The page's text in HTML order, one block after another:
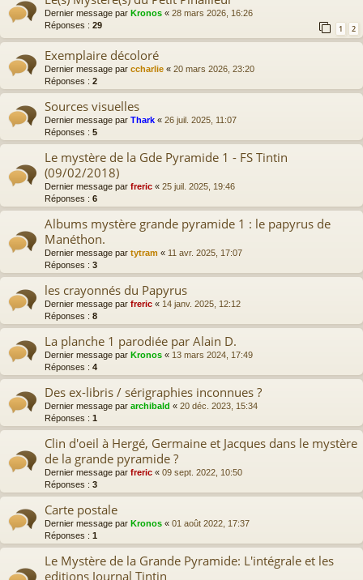
Dernier message par Kronos « 28 mars 2026, 16:26
Réponses : 29 1 2
Exemplaire décoloré
Dernier message par ccharlie « 20 mars 2026, 23:20
Réponses : 2
Sources visuelles
Dernier message par Thark « 26 juil. 2025, 11:07
Réponses : 5
Le mystère de la Gde Pyramide 1 - FS Tintin
(09/02/2018)
Dernier message par freric « 25 juil. 2025, 19:46
Réponses : 6
Albums mystère grande pyramide 1 : le papyrus de
Manéthon.
Dernier message par tytram « 11 avr. 2025, 17:07
Réponses : 3
les crayonnés du Papyrus
Dernier message par freric « 14 janv. 2025, 12:12
Réponses : 8
La planche 1 parodiée par Alain D.
Dernier message par Kronos « 13 mars 2024, 17:49
Réponses : 4
Des ex-libris / sérigraphies inconnues ?
Dernier message par archibald « 20 déc. 2023, 15:34
Réponses : 1
Clin d'oeil à Hergé, Germaine et Jacques dans le mystère
de la grande pyramide ?
Dernier message par freric « 09 sept. 2022, 10:50
Réponses : 3
Carte postale
Dernier message par Kronos « 01 août 2022, 17:37
Réponses : 1
Le Mystère de la Grande Pyramide: L'intégrale et les
editions Journal Tintin